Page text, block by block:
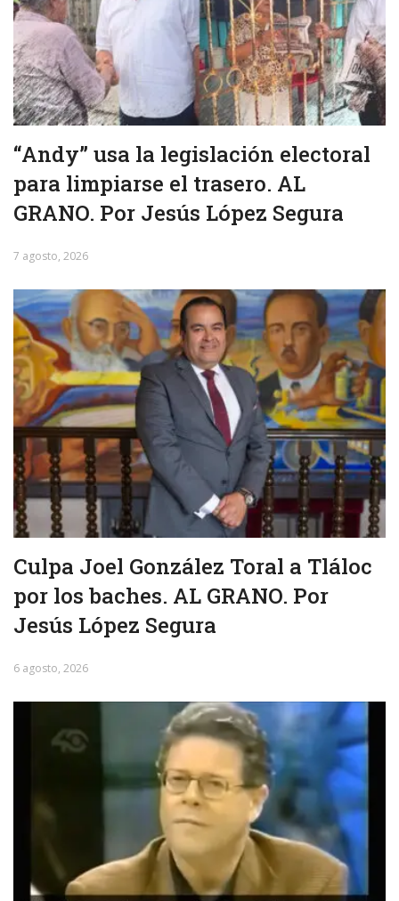
“Andy” usa la legislación electoral
para limpiarse el trasero. AL
GRANO. Por Jesús López Segura
7 agosto, 2026
Culpa Joel González Toral a Tláloc
por los baches. AL GRANO. Por
Jesús López Segura
6 agosto, 2026